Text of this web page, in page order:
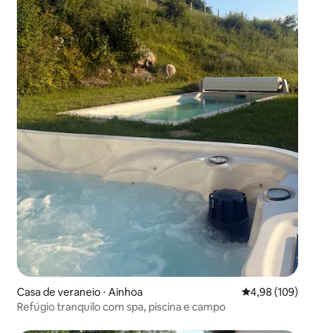
Casa de veraneio ⋅ Ainhoa 4,98 de uma
4,98 (109)
Refúgio tranquilo com spa, piscina e campo